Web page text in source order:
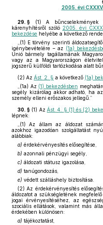
2005. évi
29. § (1) A bűncselekmények
kárenyhítésről szóló 2005. évi
bekezdése helyébe a következő
„(1) E törvény szerinti
igénybevételére – az (1a)
Unió bármely tagállamának
vagy az a Magyarországon
jogszerű külföldi tartózkodása alatt
(2) Az Ást. 2. § a következő (1a)
„(1a) Az (1) bekezdésben
segély kizárólag akkor adható, ha
személy elleni erőszakos jellegű.”
30. § (1) Az Ást. 4. § (1) és (2)
lépnek:
„(1) Az állam az áldozat
azokhoz igazodóan szolgáltatást
alábbiak:
a) érdekérvényesítés elősegítése,
b) azonnali pénzügyi segély,
c) áldozati státusz igazolása,
d) tanúgondozás,
e) védett szálláshely biztosítása.
(2) Az érdekérvényesítés
áldozatot a szükségletének
jogai érvényesítéséhez, az
szociális ellátások, valamint más
érdekében különösen:
a) tájékoztatást,